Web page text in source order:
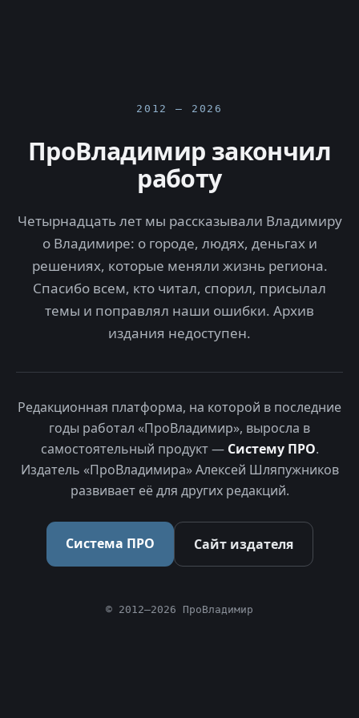
2012 — 2026
ПроВладимир закончил
работу
Четырнадцать лет мы рассказывали Владимиру
о Владимире: о городе, людях, деньгах и
решениях, которые меняли жизнь региона.
Спасибо всем, кто читал, спорил, присылал
темы и поправлял наши ошибки. Архив
издания недоступен.
Редакционная платформа, на которой в последние
годы работал «ПроВладимир», выросла в
самостоятельный продукт — Систему ПРО.
Издатель «ПроВладимира» Алексей Шляпужников
развивает её для других редакций.
Система ПРО Сайт издателя
© 2012–2026 ПроВладимир